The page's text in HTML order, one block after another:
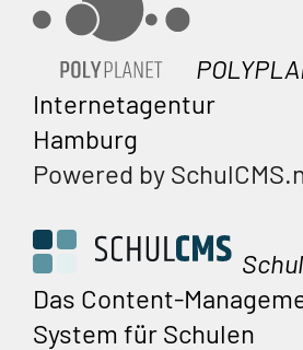
Internetagentur
Hamburg
Powered by
Das Content-
System für Schulen